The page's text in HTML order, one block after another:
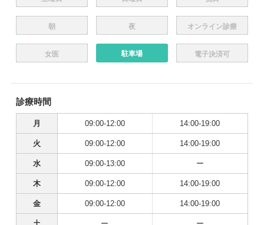
朝 夜 オンライン診療
女医 駐車場 電子決済可
診療時間
月 09:00-12:00 14:00-19:00
火 09:00-12:00 14:00-19:00
水 09:00-13:00 ー
木 09:00-12:00 14:00-19:00
金 09:00-12:00 14:00-19:00